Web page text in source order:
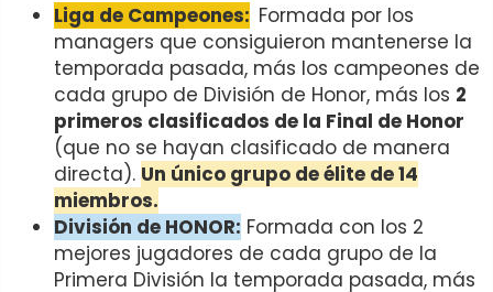
Liga de Campeones: Formada por los
managers que consiguieron mantenerse la
temporada pasada, más los campeones de
cada grupo de División de Honor, más los 2
primeros clasificados de la Final de Honor
(que no se hayan clasificado de manera
directa). Un único grupo de élite de 14
miembros.
División de HONOR: Formada con los 2
mejores jugadores de cada grupo de la
Primera División la temporada pasada, más